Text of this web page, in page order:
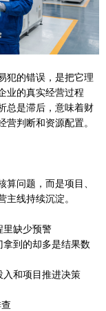
犯的错误，是把它理
业的真实经营过程
总是滞后，意味着财
判断和资源配置。
问题，而是项目、
线持续沉淀。
里缺少预警
到的却多是结果数
和项目推进决策